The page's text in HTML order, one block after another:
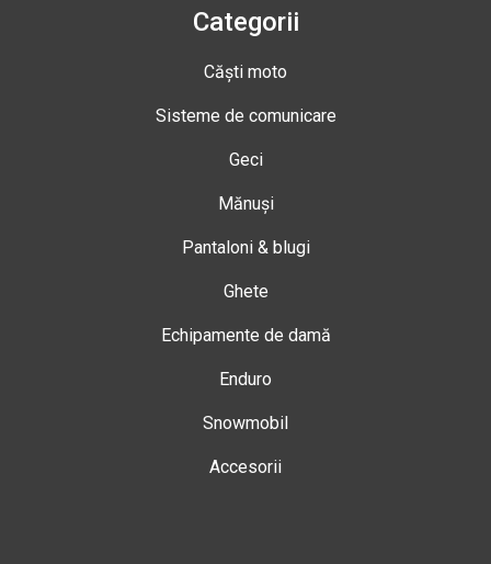
Categorii
Căști moto
Sisteme de comunicare
Geci
Mănuși
Pantaloni & blugi
Ghete
Echipamente de damă
Enduro
Snowmobil
Accesorii